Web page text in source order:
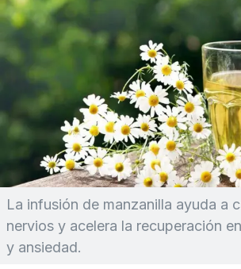
La infusión de manzanilla ayuda a
nervios y acelera la recuperación
y ansiedad.